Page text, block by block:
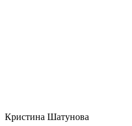
Кристина Шатунова